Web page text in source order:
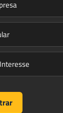
Prev page
3 4 5 6
19 20
27